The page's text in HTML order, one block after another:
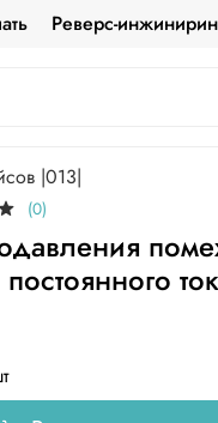
Реверс-
|013|
(0)
постоянного